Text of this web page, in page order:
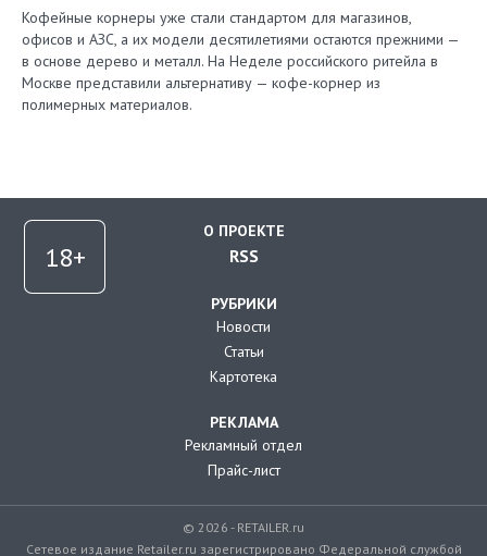
Кофейные корнеры уже стали стандартом для магазинов,
офисов и АЗС, а их модели десятилетиями остаются прежними —
в основе дерево и металл. На Неделе российского ритейла в
Москве представили альтернативу — кофе-корнер из
полимерных материалов.
О ПРОЕКТЕ
RSS
РУБРИКИ
Новости
Статьи
Картотека
РЕКЛАМА
Рекламный отдел
Прайс-лист
© 2026 - RETAILER.ru
Сетевое издание Retailer.ru зарегистрировано Федеральной службой